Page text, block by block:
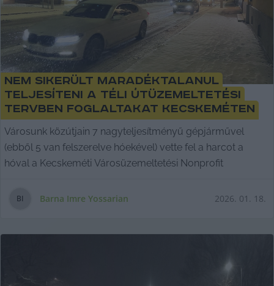
Nem sikerült maradéktalanul
teljesíteni a Téli Útüzemeltetési
Tervben foglaltakat Kecskeméten
Városunk közútjain 7 nagyteljesítményű gépjárművel
(ebből 5 van felszerelve hóekével) vette fel a harcot a
hóval a Kecskeméti Városüzemeltetési Nonprofit
BI Barna Imre Yossarian 2026. 01. 18.